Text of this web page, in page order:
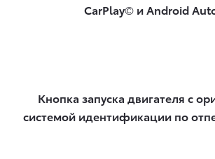
CarPlay© и Android
Кнопка запуска двигателя с
системой идентификации по